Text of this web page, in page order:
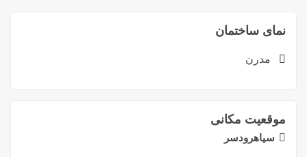
نمای ساختمان
مدرن
موقعیت مکانی
سیاهرودسر